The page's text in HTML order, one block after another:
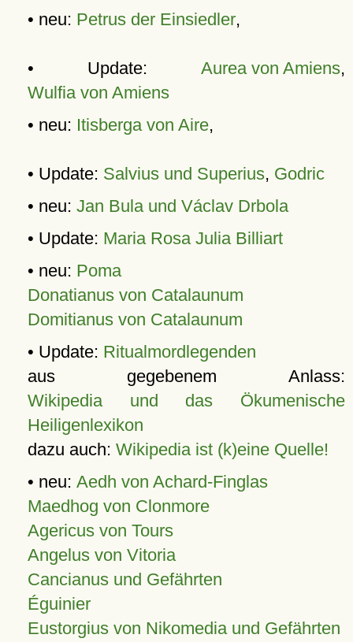
• neu: Petrus der Einsiedler,
• Update: Aurea von Amiens,
Wulfia von Amiens
• neu: Itisberga von Aire,
• Update: Salvius und Superius, Godric
• neu: Jan Bula und Václav Drbola
• Update: Maria Rosa Julia Billiart
• neu: Poma
Donatianus von Catalaunum
Domitianus von Catalaunum
• Update: Ritualmordlegenden
aus gegebenem Anlass:
Wikipedia und das Ökumenische
Heiligenlexikon
dazu auch: Wikipedia ist (k)eine Quelle!
• neu: Aedh von Achard-Finglas
Maedhog von Clonmore
Agericus von Tours
Angelus von Vitoria
Cancianus und Gefährten
Éguinier
Eustorgius von Nikomedia und Gefährten